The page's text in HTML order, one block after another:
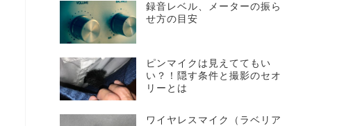
録音レベル、メーターの振ら
せ方の目安
ピンマイクは見えててもい
い？！隠す条件と撮影のセオ
リーとは
ワイヤレスマイク（ラベリア